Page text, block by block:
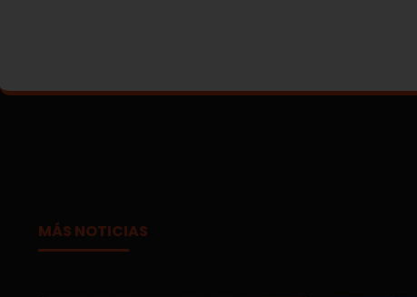
MÁS NOTICIAS